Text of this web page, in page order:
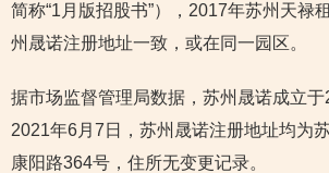
简称“1月版招股书”），2017年苏州天禄
州晟诺注册地址一致，或在同一园区。
据市场监督管理局数据，苏州晟诺成立
2021年6月7日，苏州晟诺注册地址均为
康阳路364号，住所无变更记录。